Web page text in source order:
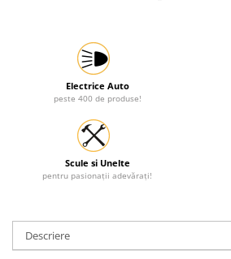
Electrice Auto
peste 400 de produse!
Scule si Unelte
pentru pasionații adevărați!
Descriere